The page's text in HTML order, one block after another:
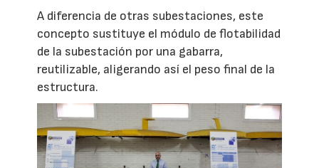
A diferencia de otras subestaciones, este
concepto sustituye el módulo de flotabilidad
de la subestación por una gabarra,
reutilizable, aligerando así el peso final de la
estructura.